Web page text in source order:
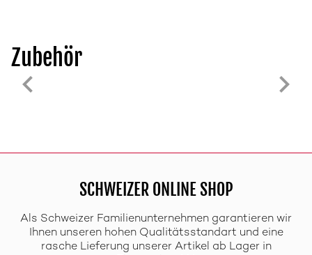
Zubehör
SCHWEIZER ONLINE SHOP
Als Schweizer Familienunternehmen garantieren wir
Ihnen unseren hohen Qualitätsstandart und eine
rasche Lieferung unserer Artikel ab Lager in